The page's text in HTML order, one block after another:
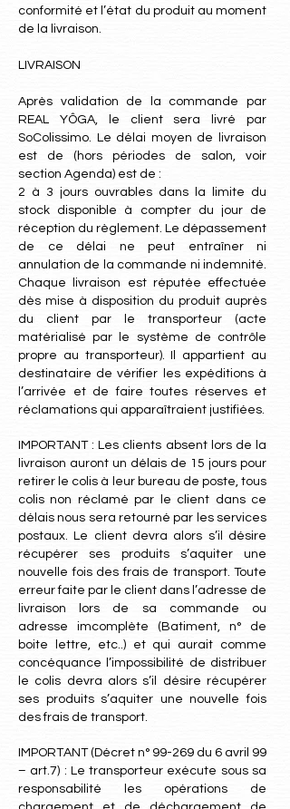
conformité et l’état du produit au moment
de la livraison.
LIVRAISON
Après validation de la commande par
REAL YÔGA, le client sera livré par
SoColissimo. Le délai moyen de livraison
est de (hors périodes de salon, voir
section Agenda) est de :
2 à 3 jours ouvrables dans la limite du
stock disponible à compter du jour de
réception du règlement. Le dépassement
de ce délai ne peut entraîner ni
annulation de la commande ni indemnité.
Chaque livraison est réputée effectuée
dès mise à disposition du produit auprès
du client par le transporteur (acte
matérialisé par le système de contrôle
propre au transporteur). Il appartient au
destinataire de vérifier les expéditions à
l’arrivée et de faire toutes réserves et
réclamations qui apparaîtraient justifiées.
IMPORTANT : Les clients absent lors de la
livraison auront un délais de 15 jours pour
retirer le colis à leur bureau de poste, tous
colis non réclamé par le client dans ce
délais nous sera retourné par les services
postaux. Le client devra alors s’il désire
récupérer ses produits s’aquiter une
nouvelle fois des frais de transport. Toute
erreur faite par le client dans l’adresse de
livraison lors de sa commande ou
adresse imcomplète (Batiment, n° de
boite lettre, etc..) et qui aurait comme
concéquance l’impossibilité de distribuer
le colis devra alors s’il désire récupérer
ses produits s’aquiter une nouvelle fois
des frais de transport.
IMPORTANT (Décret n° 99-269 du 6 avril 99
– art.7) : Le transporteur exécute sous sa
responsabilité les opérations de